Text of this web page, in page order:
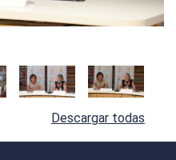
Descargar todas